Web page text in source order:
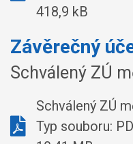
418,9 kB
Závěrečný
Schválený ZÚ
Schválený ZÚ
Typ souboru: